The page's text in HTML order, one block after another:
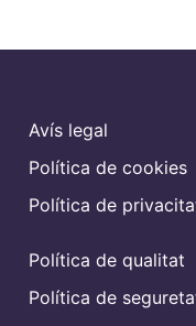
Avís legal
Política de cookies
Política de
Política de qualitat
Política de